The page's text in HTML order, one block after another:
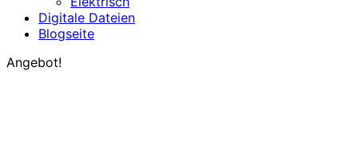
Digitale Dateien
Blogseite
Angebot!